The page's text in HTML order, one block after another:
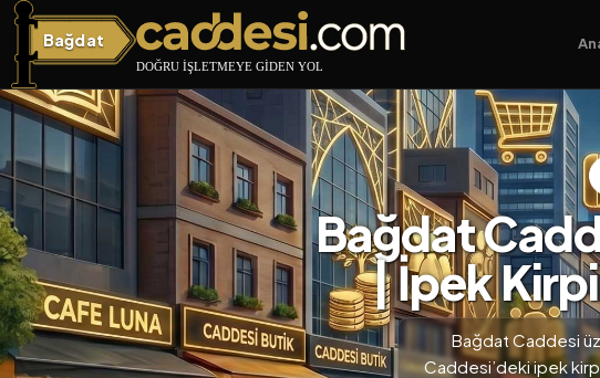
Bağdat
Bağdat Caddesi
Bağdat
| İpek
Bağdat Caddesi
Caddesi’deki ipek